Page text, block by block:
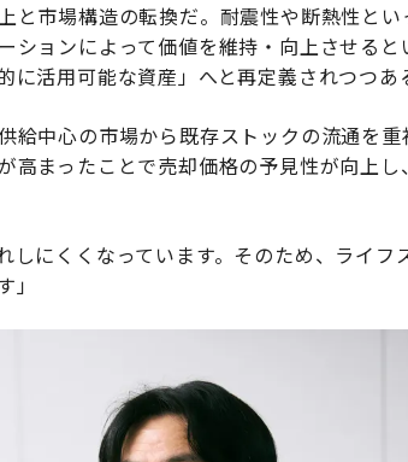
と市場構造の転換だ。耐震性や断熱性と
ションによって価値を維持・向上させる
に活用可能な資産」へと再定義されつつあ
給中心の市場から既存ストックの流通を
高まったことで売却価格の予見性が向上
しにくくなっています。そのため、ライ